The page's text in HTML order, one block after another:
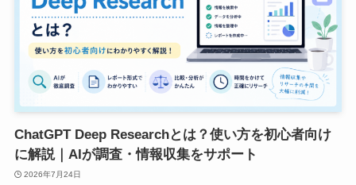
ChatGPT Deep Researchとは？使い方を初心者向け
に解説｜AIが調査・情報収集をサポート
2026年7月24日